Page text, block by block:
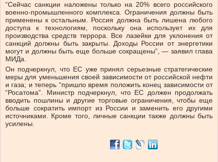
“Сейчас санкции наложены только на 20% всего российского
военно-промышленного комплекса. Ограничения должны быть
применены к остальным. Россия должна быть лишена любого
доступа к технологиям, поскольку она использует их для
производства средств террора. Все лазейки для уклонения от
санкций должны быть закрыты. Доходы России от энергетики
могут и должны быть еще больше сокращены”, — заявил глава
МИДа.
Он подчеркнул, что ЕС уже принял серьезные стратегические
меры для уменьшения своей зависимости от российской нефти
и газа; и теперь “пришло время положить конец зависимости от
“Росатома”. Министр подчеркнул, что ЕС должен продолжать
вводить пошлины и другие торговые ограничения, чтобы еще
больше сократить импорт из России и заменить его другими
источниками. Кроме того, личные санкции также должны быть
усилены.